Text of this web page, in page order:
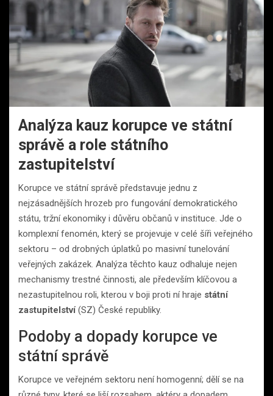
Analýza kauz korupce ve státní
správě a role státního
zastupitelství
Korupce ve státní správě představuje jednu z
nejzásadnějších hrozeb pro fungování demokratického
státu, tržní ekonomiky i důvěru občanů v instituce. Jde o
komplexní fenomén, který se projevuje v celé šíři veřejného
sektoru – od drobných úplatků po masivní tunelování
veřejných zakázek. Analýza těchto kauz odhaluje nejen
mechanismy trestné činnosti, ale především klíčovou a
nezastupitelnou roli, kterou v boji proti ní hraje státní
zastupitelství(SZ) České republiky.
Podoby a dopady korupce ve
státní správě
Korupce ve veřejném sektoru není homogenní; dělí se na